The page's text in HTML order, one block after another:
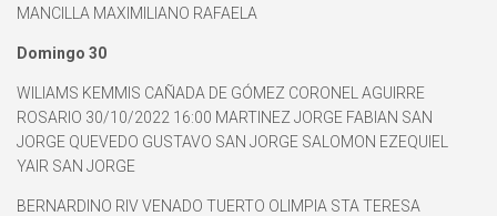
MANCILLA MAXIMILIANO RAFAELA
Domingo 30
WILIAMS KEMMIS CAÑADA DE GÓMEZ CORONEL AGUIRRE
ROSARIO 30/10/2022 16:00 MARTINEZ JORGE FABIAN SAN
JORGE QUEVEDO GUSTAVO SAN JORGE SALOMON EZEQUIEL
YAIR SAN JORGE
BERNARDINO RIV VENADO TUERTO OLIMPIA STA TERESA